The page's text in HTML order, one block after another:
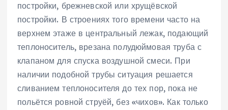
постройки, брежневской или хрущёвской
постройки. В строениях того времени часто на
верхнем этаже в центральный лежак, подающий
теплоноситель, врезана полудюймовая труба с
клапаном для спуска воздушной смеси. При
наличии подобной трубы ситуация решается
сливанием теплоносителя до тех пор, пока не
польётся ровной струёй, без «чихов». Как только